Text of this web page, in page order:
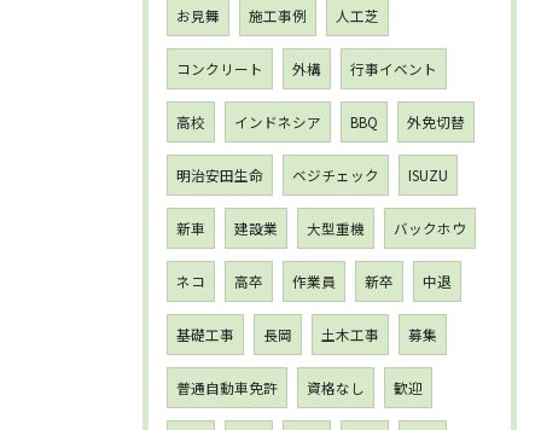
お見舞 施工事例 人工芝
コンクリート 外構 行事イベント
高校 インドネシア BBQ 外免切替
明治安田生命 ベジチェック ISUZU
新車 建設業 大型重機 バックホウ
ネコ 高卒 作業員 新卒 中退
基礎工事 長岡 土木工事 募集
普通自動車免許 資格なし 歓迎